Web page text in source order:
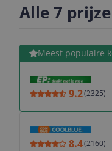
Alle 7
Meest populaire
9.2(2325)
Bekijk product
8.4(2160)